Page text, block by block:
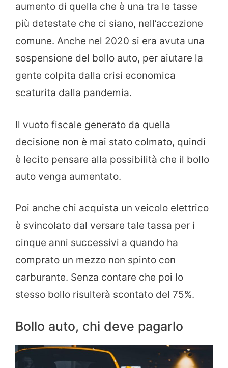
aumento di quella che è una tra le tasse
più detestate che ci siano, nell’accezione
comune. Anche nel 2020 si era avuta una
sospensione del bollo auto, per aiutare la
gente colpita dalla crisi economica
scaturita dalla pandemia.
Il vuoto fiscale generato da quella
decisione non è mai stato colmato, quindi
è lecito pensare alla possibilità che il bollo
auto venga aumentato.
Poi anche chi acquista un veicolo elettrico
è svincolato dal versare tale tassa per i
cinque anni successivi a quando ha
comprato un mezzo non spinto con
carburante. Senza contare che poi lo
stesso bollo risulterà scontato del 75%.
Bollo auto, chi deve pagarlo